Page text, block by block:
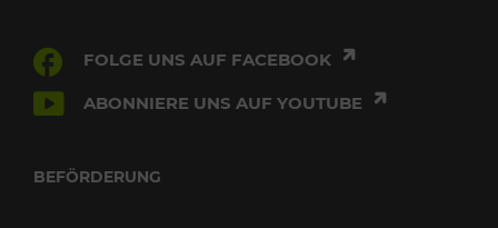
FOLGE UNS AUF FACEBOOK
ABONNIERE UNS AUF YOUTUBE
BEFÖRDERUNG